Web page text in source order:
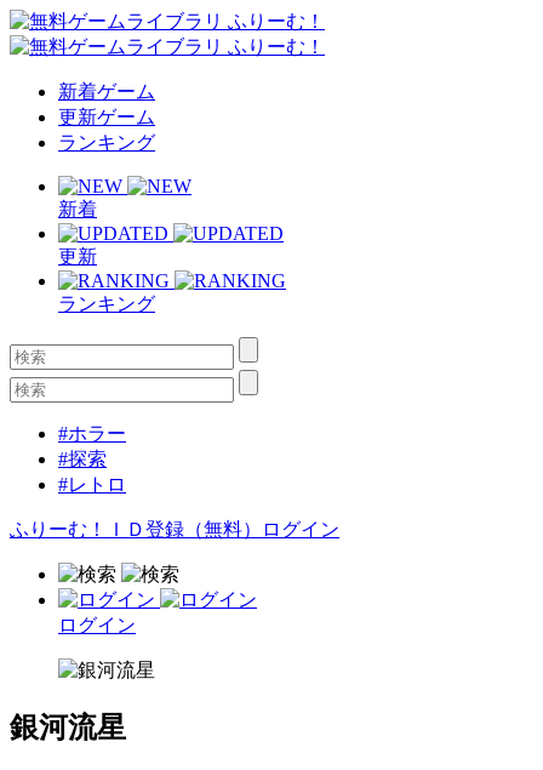
新着ゲーム
更新ゲーム
ランキング
新着
更新
ランキング
#ホラー
#探索
#レトロ
ふりーむ！ＩＤ登録（無料） ログイン
ログイン
銀河流星